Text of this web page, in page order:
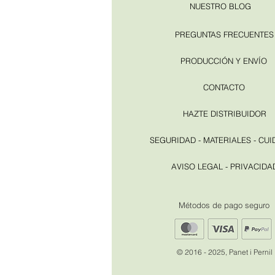
NUESTRO BLOG
PREGUNTAS FRECUENTES
PRODUCCIÓN Y ENVÍO
CONTACTO
HAZTE DISTRIBUIDOR
SEGURIDAD - MATERIALES -
AVISO LEGAL -
​Métodos de pago seguro
© 2016 - 2025, Panet i Pernil